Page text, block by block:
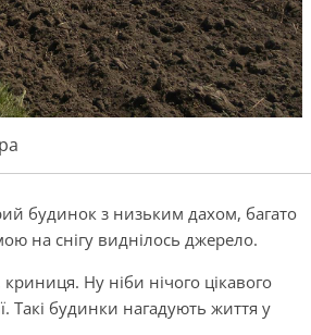
будинок з низьким дахом, багато
на снігу виднілось джерело.
Ну ніби нічого цікавого
Такі будинки нагадують життя у